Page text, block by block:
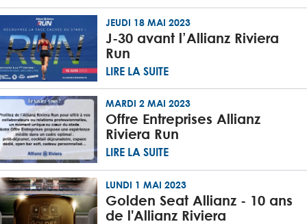
JEUDI 18 MAI 2023
J-30 avant l’Allianz Riviera
Run
LIRE LA SUITE
MARDI 2 MAI 2023
Offre Entreprises Allianz
Riviera Run
LIRE LA SUITE
LUNDI 1 MAI 2023
Golden Seat Allianz - 10 ans
de l'Allianz Riviera